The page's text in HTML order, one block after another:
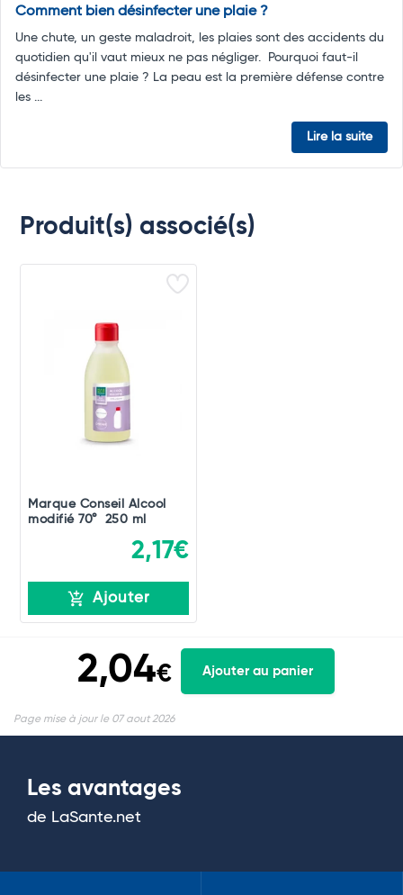
Comment bien désinfecter une plaie ?
Une chute, un geste maladroit, les plaies sont des accidents du
quotidien qu'il vaut mieux ne pas négliger. Pourquoi faut-il
désinfecter une plaie ? La peau est la première défense contre
les ...
Lire la suite
Produit(s) associé(s)
Marque Conseil Alcool
modifié 70° 250 ml
2,17€
Ajouter
2,04€ Ajouter au panier
Page mise à jour le 07 aout 2026
Les avantages
de LaSante.net